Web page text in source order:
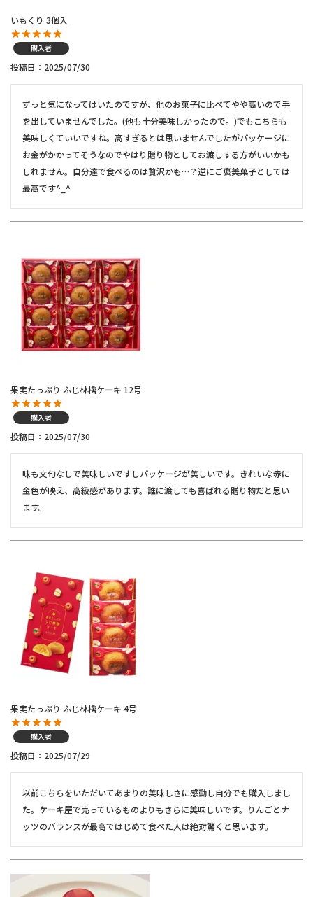
いもくり 3個入
購入者
投稿日 2025/07/30
ずっと気になってはいたのですが、他のお菓子に比べてやや高いので手
を出していませんでした。(他も十分美味しかったので。)でもこちらも
美味しくていいですね。高すぎるとは思いませんでしたがパッケージに
お金がかかってそうなのでやはり贈り物としてお渡しする方がいいかも
しれません。自分達で食べるのは贅沢かも…？逆にご褒美菓子としては
最高です^_^
果実たっぷり ふじ林檎ケーキ 12号
購入者
投稿日 2025/07/30
味も文句なしで美味しいですしパッケージが美しいです。きれいな赤に
金色が映え、高級感があります。誰に渡しても喜ばれる贈り物だと思い
ます。
果実たっぷり ふじ林檎ケーキ 4号
購入者
投稿日 2025/07/29
以前こちらをいただいてあまりの美味しさに感動し自分でも購入しまし
た。ケーキ屋で売っているものよりもさらに美味しいです。りんごとナ
ッツのバランスが最高ではじめて食べた人は絶対驚くと思います。